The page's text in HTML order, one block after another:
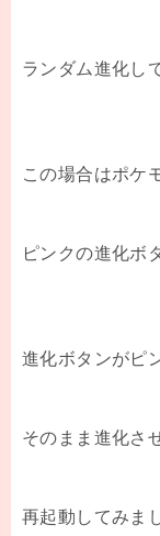
ランダム進化し
この場合はポケ
ピンクの進化ボ
進化ボタンがピ
そのまま進化さ
再起動してみま